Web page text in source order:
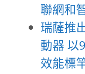
聯網和
瑞薩推
動器 以
效能標